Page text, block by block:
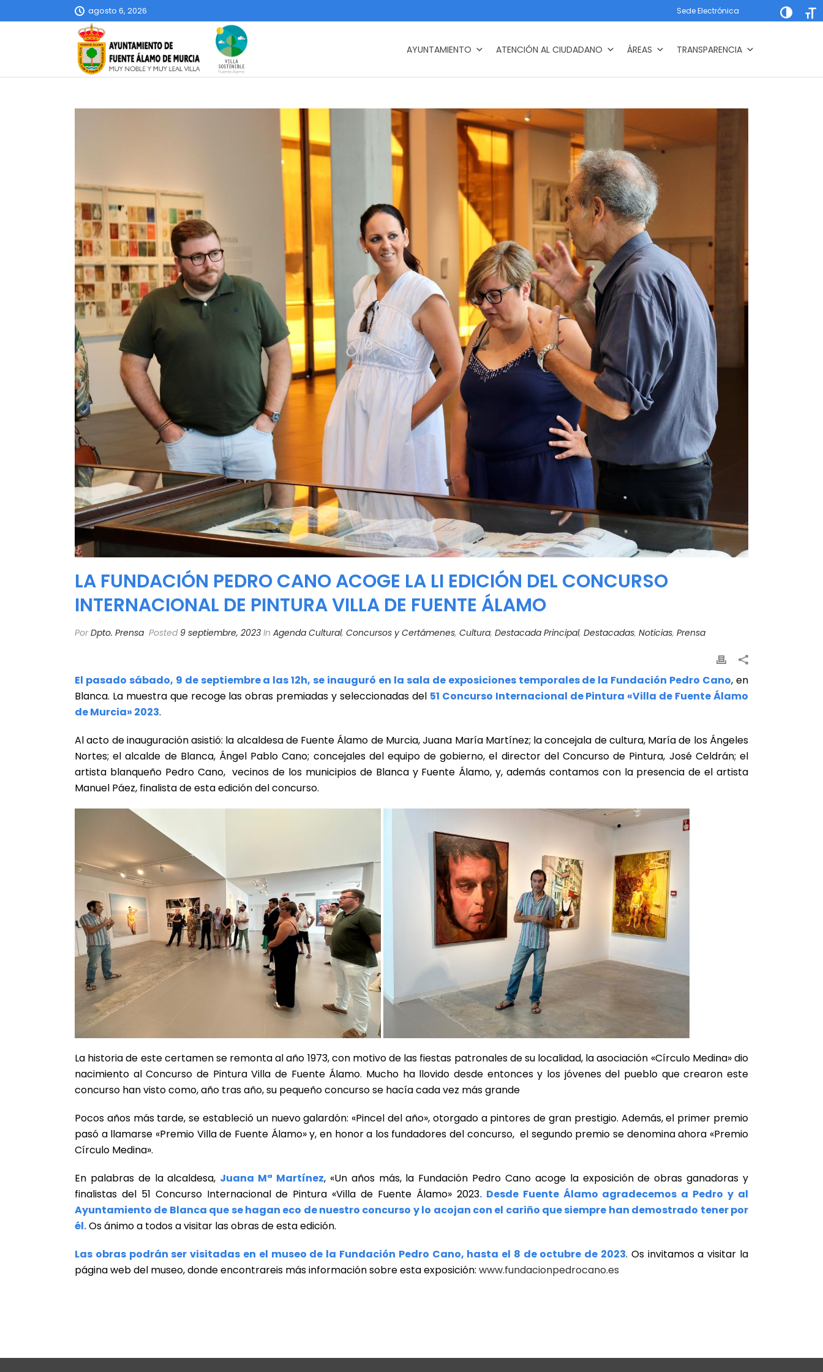
Alternar
agosto 6, 2026 Sede Electrónica
AYUNTAMIENTO ATENCIÓN AL CIUDADANO ÁREAS TRANSPARENCIA
LA FUNDACIÓN PEDRO CANO ACOGE LA LI EDICIÓN DEL CONCURSO
INTERNACIONAL DE PINTURA VILLA DE FUENTE ÁLAMO
PorDpto. Prensa Posted 9 septiembre, 2023 In Agenda Cultural, Concursos y Certámenes, Cultura, Destacada Principal, Destacadas, Noticias, Prensa
El pasado sábado, 9 de septiembre a las 12h, se inauguró en la sala de exposiciones temporales de la Fundación Pedro Cano, en
Blanca. La muestra que recoge las obras premiadas y seleccionadas del 51 Concurso Internacional de Pintura «Villa de Fuente Álamo
de Murcia» 2023.
Al acto de inauguración asistió: la alcaldesa de Fuente Álamo de Murcia, Juana María Martínez; la concejala de cultura, María de los Ángeles
Nortes; el alcalde de Blanca, Ángel Pablo Cano; concejales del equipo de gobierno, el director del Concurso de Pintura, José Celdrán; el
artista blanqueño Pedro Cano, vecinos de los municipios de Blanca y Fuente Álamo, y, además contamos con la presencia de el artista
Manuel Páez, finalista de esta edición del concurso.
La historia de este certamen se remonta al año 1973, con motivo de las fiestas patronales de su localidad, la asociación «Círculo Medina» dio
nacimiento al Concurso de Pintura Villa de Fuente Álamo. Mucho ha llovido desde entonces y los jóvenes del pueblo que crearon este
concurso han visto como, año tras año, su pequeño concurso se hacía cada vez más grande
Pocos años más tarde, se estableció un nuevo galardón: «Pincel del año», otorgado a pintores de gran prestigio. Además, el primer premio
pasó a llamarse «Premio Villa de Fuente Álamo» y, en honor a los fundadores del concurso, el segundo premio se denomina ahora «Premio
Círculo Medina».
En palabras de la alcaldesa, Juana Mª Martínez, «Un años más, la Fundación Pedro Cano acoge la exposición de obras ganadoras y
finalistas del 51 Concurso Internacional de Pintura «Villa de Fuente Álamo» 2023. Desde Fuente Álamo agradecemos a Pedro y al
Ayuntamiento de Blanca que se hagan eco de nuestro concurso y lo acojan con el cariño que siempre han demostrado tener por
él.Os ánimo a todos a visitar las obras de esta edición.
Las obras podrán ser visitadas en el museo de la Fundación Pedro Cano, hasta el 8 de octubre de 2023. Os invitamos a visitar la
página web del museo, donde encontrareis más información sobre esta exposición: www.fundacionpedrocano.es